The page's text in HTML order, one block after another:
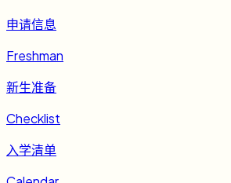
申请信息
Freshman
新生准备
Checklist
入学清单